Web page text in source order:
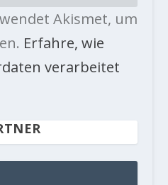
Akismet, um
Erfahre, wie
verarbeitet